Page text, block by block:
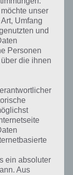
App
iOS geben.
noch keine News
diese natürlich
unser
Umfang
und
Personen
die ihnen
ein absoluter
Aus